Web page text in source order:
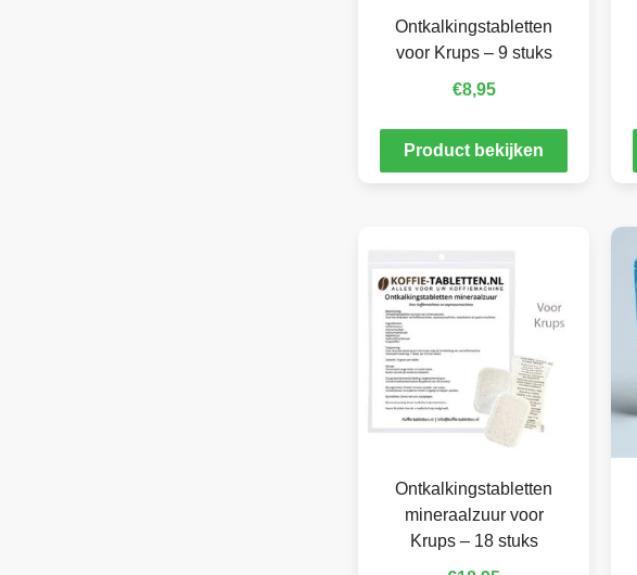
Ontkalkingstabletten
voor Krups – 9 stuks
€8,95
Product bekijken
Ontkalkingstabletten
mineraalzuur voor
Krups – 18 stuks